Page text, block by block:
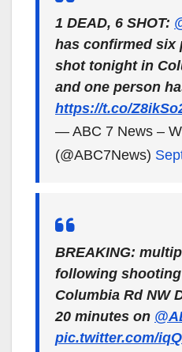
1 DEAD, 6 SHOT:
has confirmed six
shot tonight in
and one person
https://t.co/
— ABC 7 News –
(@ABC7News)
BREAKING:
following
Columbia Rd NW
20 minutes on
pic.twitter.com/